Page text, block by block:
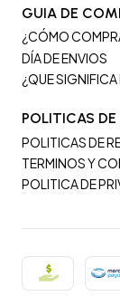
GUIA DE
¿CÓMO
DÍA DE ENVIOS
¿QUE
POLITICAS
POLITICAS DE
TERMINOS Y
POLITICA DE